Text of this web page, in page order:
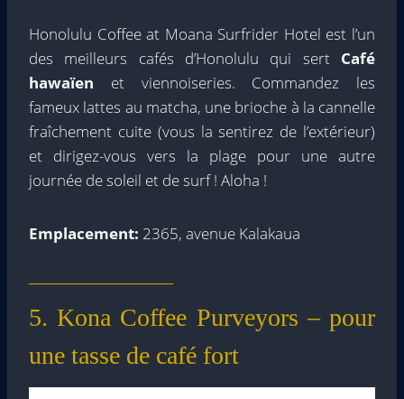
Honolulu Coffee at Moana Surfrider Hotel est l’un
des meilleurs cafés d’Honolulu qui sert Café
hawaïen et viennoiseries. Commandez les
fameux lattes au matcha, une brioche à la cannelle
fraîchement cuite (vous la sentirez de l’extérieur)
et dirigez-vous vers la plage pour une autre
journée de soleil et de surf ! Aloha !
Emplacement: 2365, avenue Kalakaua
5. Kona Coffee Purveyors – pour
une tasse de café fort